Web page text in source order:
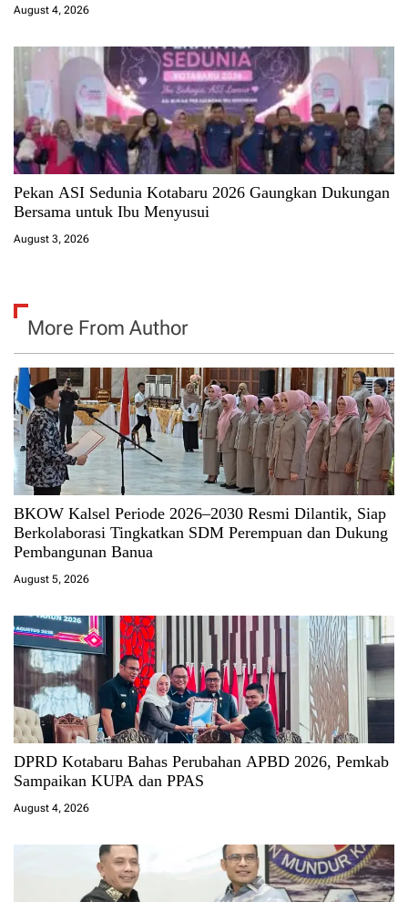
August 4, 2026
Pekan ASI Sedunia Kotabaru 2026 Gaungkan Dukungan
Bersama untuk Ibu Menyusui
August 3, 2026
More From Author
BKOW Kalsel Periode 2026–2030 Resmi Dilantik, Siap
Berkolaborasi Tingkatkan SDM Perempuan dan Dukung
Pembangunan Banua
August 5, 2026
DPRD Kotabaru Bahas Perubahan APBD 2026, Pemkab
Sampaikan KUPA dan PPAS
August 4, 2026